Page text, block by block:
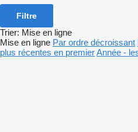
Filtre
Trier: Mise en ligne
Mise en ligne Par ordre décroissant
plus récentes en premierAnnée -